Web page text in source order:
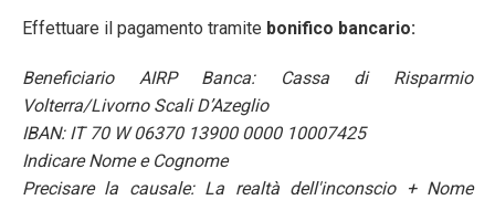
Effettuare il pagamento tramite bonifico bancario:
Beneficiario AIRP Banca: Cassa di Risparmio
Volterra/Livorno Scali D’Azeglio
IBAN: IT 70 W 06370 13900 0000 10007425
Indicare Nome e Cognome
Precisare la causale: La realtà dell'inconscio + Nome